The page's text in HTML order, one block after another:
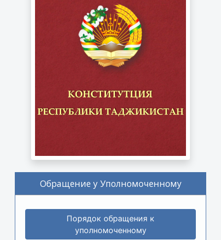
Обращение у Уполномоченному
Порядок обращения к
уполномоченному